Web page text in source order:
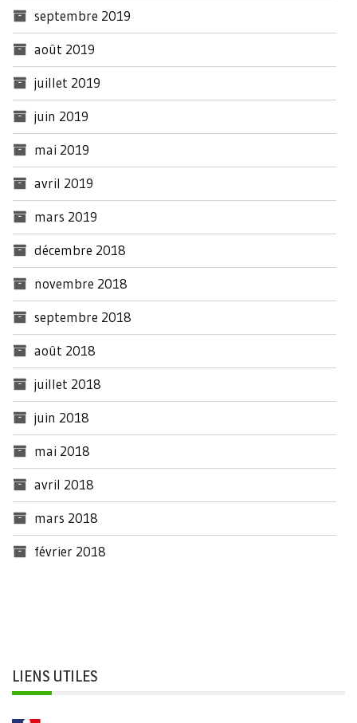
septembre 2019
août 2019
juillet 2019
juin 2019
mai 2019
avril 2019
mars 2019
décembre 2018
novembre 2018
septembre 2018
août 2018
juillet 2018
juin 2018
mai 2018
avril 2018
mars 2018
février 2018
LIENS UTILES